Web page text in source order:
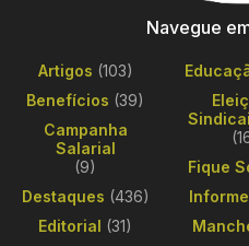
Navegue
Artigos (103)
Benefícios (39)
Campanha
Salarial
(9)
Destaques (436)
Editorial (31)
Fique